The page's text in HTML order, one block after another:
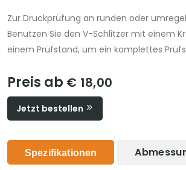
Zur Druckprüfung an runden oder
Benutzen Sie den V-Schlitzer mit einem
einem Prüfstand, um ein komplettes
Preis ab € 18,00
Jetzt bestellen
Spezifikationen